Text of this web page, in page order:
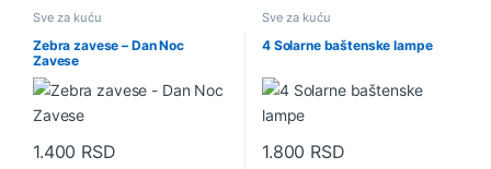
Sve za kuću
Zebra zavese – Dan Noc
Zavese
1.400 RSD
Sve za kuću
4 Solarne baštenske lampe
1.800 RSD